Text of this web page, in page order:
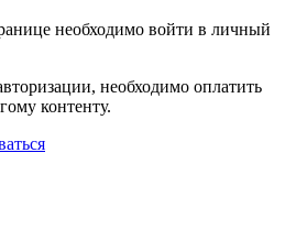
необходимо войти в личный
необходимо оплатить
контенту.